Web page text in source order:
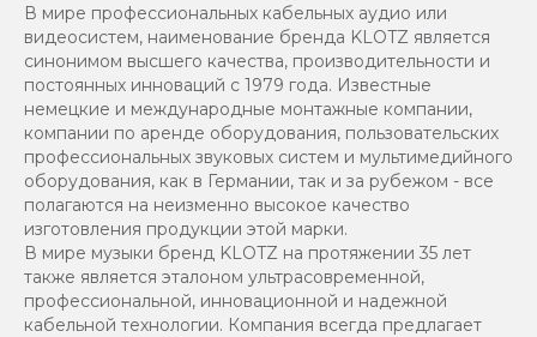
В мире профессиональных кабельных аудио или
видеосистем, наименование бренда KLOTZ является
синонимом высшего качества, производительности и
постоянных инноваций с 1979 года. Известные
немецкие и международные монтажные компании,
компании по аренде оборудования, пользовательских
профессиональных звуковых систем и мультимедийного
оборудования, как в Германии, так и за рубежом - все
полагаются на неизменно высокое качество
изготовления продукции этой марки.
В мире музыки бренд KLOTZ на протяжении 35 лет
также является эталоном ультрасовременной,
профессиональной, инновационной и надежной
кабельной технологии. Компания всегда предлагает